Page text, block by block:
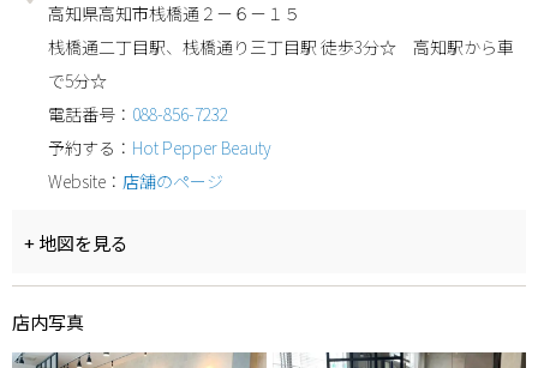
高知県高知市桟橋通２－６－１５
桟橋通二丁目駅、桟橋通り三丁目駅 徒歩3分☆ 高知駅から車
で5分☆
電話番号： 088-856-7232
予約する： Hot Pepper Beauty
Website： 店舗のページ
+ 地図を見る
店内写真